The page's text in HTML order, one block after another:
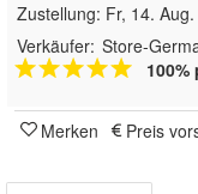
Zustellung: Fr, 14.
Verkäufer: Store-
Merken Preis